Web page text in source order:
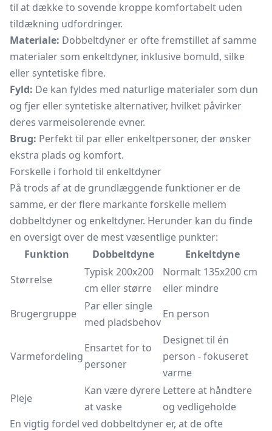
til at dække to sovende kroppe komfortabelt uden
tildækning udfordringer.
Materiale: Dobbeltdyner er ofte fremstillet af samme
materialer som enkeltdyner, inklusive bomuld, silke
eller syntetiske fibre.
Fyld: De kan fyldes med naturlige materialer som dun
og fjer eller syntetiske alternativer, hvilket påvirker
deres varmeisolerende evner.
Brug: Perfekt til par eller enkeltpersoner, der ønsker
ekstra plads og komfort.
Forskelle i forhold til enkeltdyner
På trods af at de grundlæggende funktioner er de
samme, er der flere markante forskelle mellem
dobbeltdyner og enkeltdyner. Herunder kan du finde
en oversigt over de mest væsentlige punkter:
Funktion
Dobbeltdyne
Enkeltdyne
Størrelse
Typisk 200x200
cm eller større
Normalt 135x200 cm
eller mindre
Brugergruppe
Par eller single
med pladsbehov
En person
Varmefordeling
Ensartet for to
personer
Designet til én
person - fokuseret
varme
Pleje
Kan være dyrere
at vaske
Lettere at håndtere
og vedligeholde
En vigtig fordel ved dobbeltdyner er, at de ofte